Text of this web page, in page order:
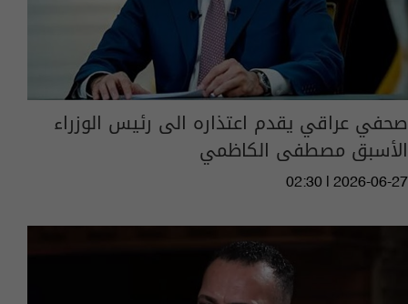
صحفي عراقي يقدم اعتذاره الى رئيس الوزراء
الأسبق مصطفى الكاظمي
02:30 | 2026-06-27